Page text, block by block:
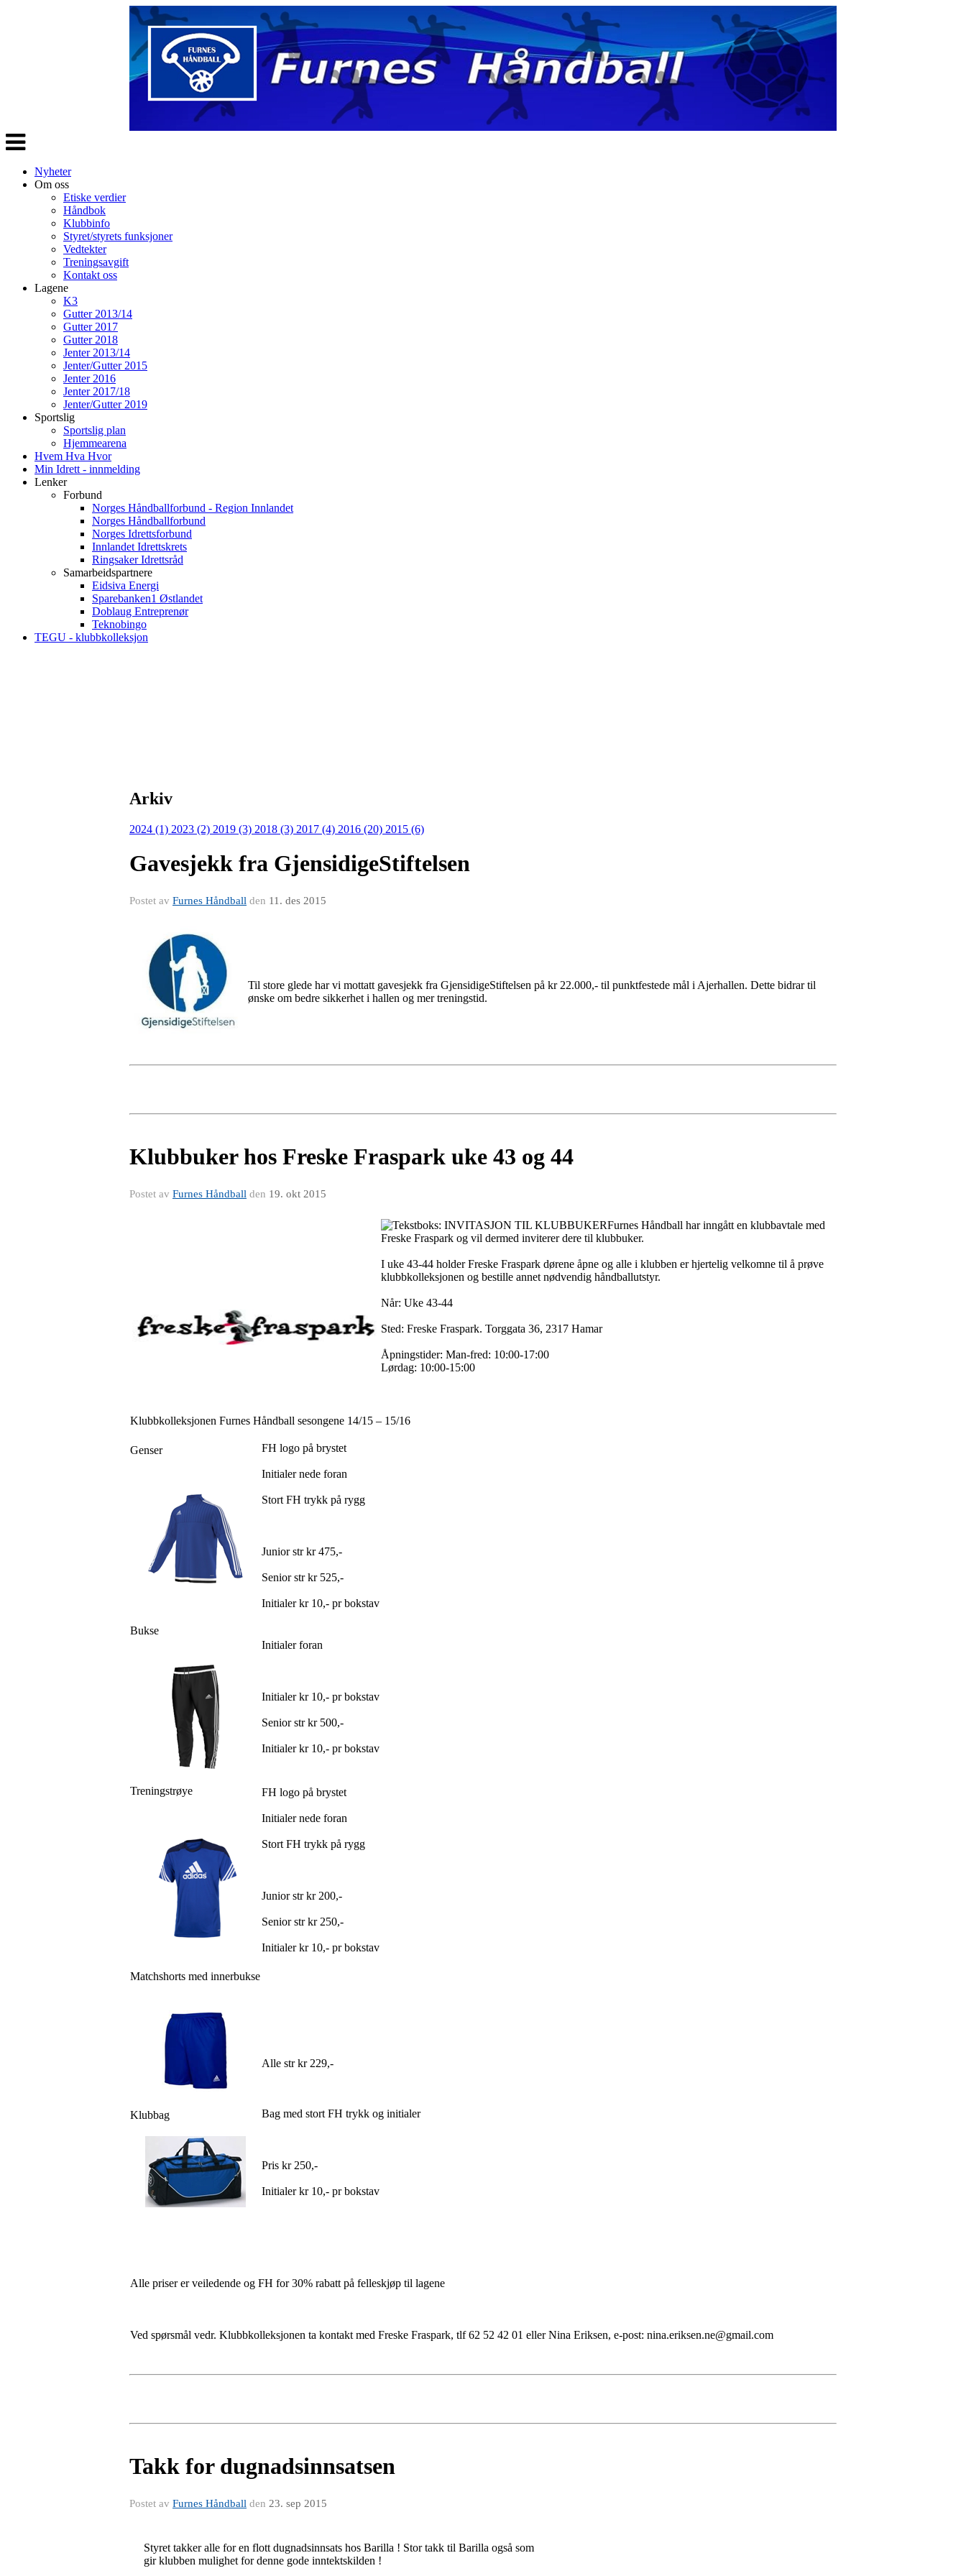
Veksle
navigasjon
Nyheter
Om oss
Etiske verdier
Håndbok
Klubbinfo
Styret/styrets funksjoner
Vedtekter
Treningsavgift
Kontakt oss
Lagene
K3
Gutter 2013/14
Gutter 2017
Gutter 2018
Jenter 2013/14
Jenter/Gutter 2015
Jenter 2016
Jenter 2017/18
Jenter/Gutter 2019
Sportslig
Sportslig plan
Hjemmearena
Hvem Hva Hvor
Min Idrett - innmelding
Lenker
Forbund
Norges Håndballforbund - Region Innlandet
Norges Håndballforbund
Norges Idrettsforbund
Innlandet Idrettskrets
Ringsaker Idrettsråd
Samarbeidspartnere
Eidsiva Energi
Sparebanken1 Østlandet
Doblaug Entreprenør
Teknobingo
TEGU - klubbkolleksjon
Arkiv
2024 (1) 2023 (2) 2019 (3) 2018 (3) 2017 (4) 2016 (20) 2015 (6)
Gavesjekk fra GjensidigeStiftelsen
Postet av Furnes Håndball den 11. des 2015
Til store glede har vi mottatt gavesjekk fra GjensidigeStiftelsen på kr 22.000,- til punktfestede mål i Ajerhallen. Dette bidrar til
ønske om bedre sikkerhet i hallen og mer treningstid.
Klubbuker hos Freske Fraspark uke 43 og 44
Postet av Furnes Håndball den 19. okt 2015
Furnes Håndball har inngått en klubbavtale med
Freske Fraspark og vil dermed inviterer dere til klubbuker.
I uke 43-44 holder Freske Fraspark dørene åpne og alle i klubben er hjertelig velkomne til å prøve
klubbkolleksjonen og bestille annet nødvendig håndballutstyr.
Når: Uke 43-44
Sted: Freske Fraspark. Torggata 36, 2317 Hamar
Åpningstider: Man-fred: 10:00-17:00
Lørdag: 10:00-15:00
Klubbkolleksjonen Furnes Håndball sesongene 14/15 – 15/16
Genser FH logo på brystet
Initialer nede foran
Stort FH trykk på rygg
Junior str kr 475,-
Senior str kr 525,-
Initialer kr 10,- pr bokstav
Bukse
Initialer foran
Initialer kr 10,- pr bokstav
Senior str kr 500,-
Initialer kr 10,- pr bokstav
Treningstrøye FH logo på brystet
Initialer nede foran
Stort FH trykk på rygg
Junior str kr 200,-
Senior str kr 250,-
Initialer kr 10,- pr bokstav
Matchshorts med innerbukse
Alle str kr 229,-
Klubbag Bag med stort FH trykk og initialer
Pris kr 250,-
Initialer kr 10,- pr bokstav
Alle priser er veiledende og FH for 30% rabatt på felleskjøp til lagene
Ved spørsmål vedr. Klubbkolleksjonen ta kontakt med Freske Fraspark, tlf 62 52 42 01 eller Nina Eriksen, e-post: nina.eriksen.ne@gmail.com
Takk for dugnadsinnsatsen
Postet av Furnes Håndball den 23. sep 2015
Styret takker alle for en flott dugnadsinnsats hos Barilla ! Stor takk til Barilla også som
gir klubben mulighet for denne gode inntektskilden !